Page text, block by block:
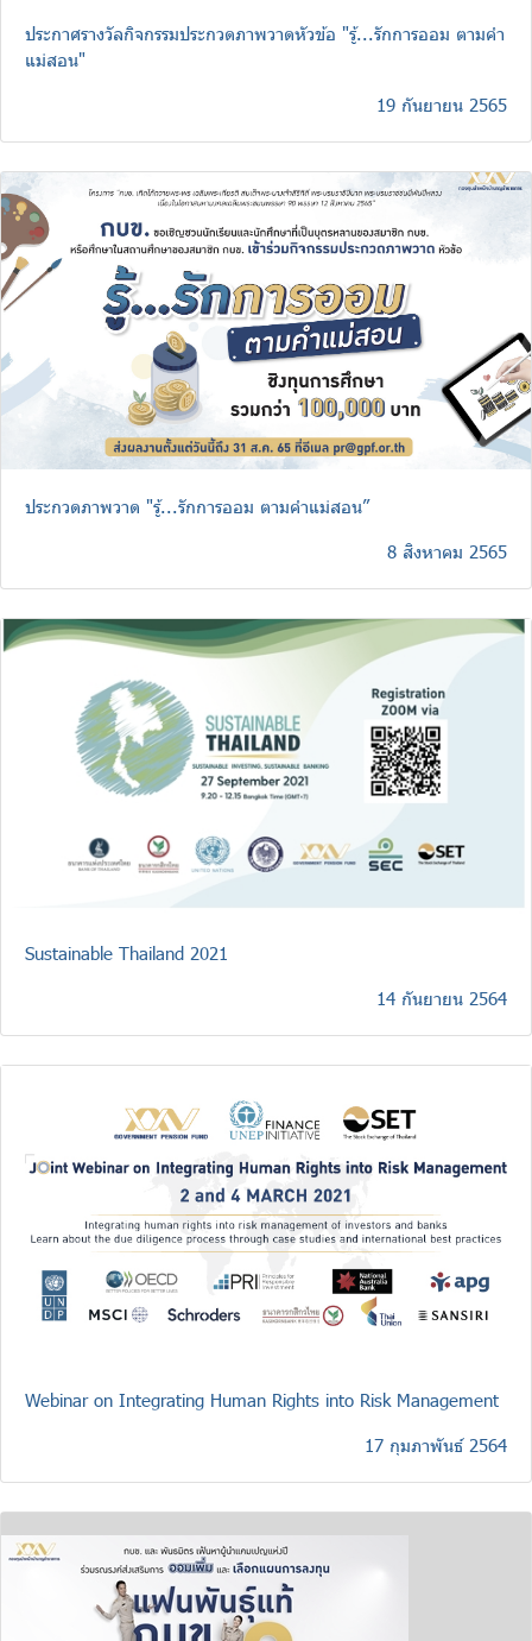
ประกาศรางวัลกิจกรรมประกวดภาพวาดหัวข้อ "รู้...รักการออม ตามคำ
แม่สอน"
19 กันยายน 2565
ประกวดภาพวาด "รู้...รักการออม ตามคำแม่สอน”
8 สิงหาคม 2565
Sustainable Thailand 2021
14 กันยายน 2564
Webinar on Integrating Human Rights into Risk Management
17 กุมภาพันธ์ 2564